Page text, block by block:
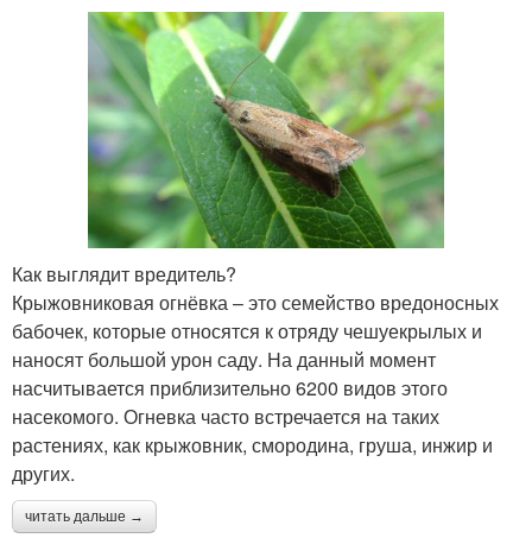
Как выглядит вредитель?
Крыжовниковая огнёвка – это семейство вредоносных
бабочек, которые относятся к отряду чешуекрылых и
наносят большой урон саду. На данный момент
насчитывается приблизительно 6200 видов этого
насекомого. Огневка часто встречается на таких
растениях, как крыжовник, смородина, груша, инжир и
других.
читать дальше →